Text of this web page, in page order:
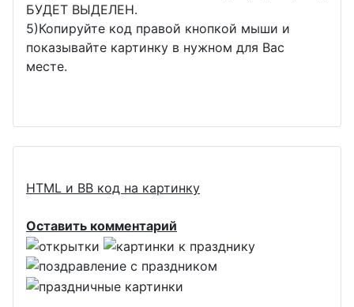
БУДЕТ ВЫДЕЛЕН.
5)Копируйте код правой кнопкой мыши и
показывайте картинку в нужном для Вас
месте.
HTML и BB код на картинку
Оставить комментарий